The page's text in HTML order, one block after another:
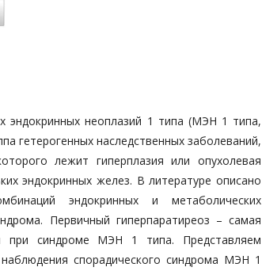
эндокринных неоплазий 1 типа (МЭН 1 типа,
гетерогенных наследственных заболеваний,
лежит гиперплазия или опухолевая
эндокринных желез. В литературе описано
эндокринных и метаболических
Первичный гиперпаратиреоз – самая
при синдроме МЭН 1 типа. Представляем
наблюдения спорадического синдрома МЭН 1